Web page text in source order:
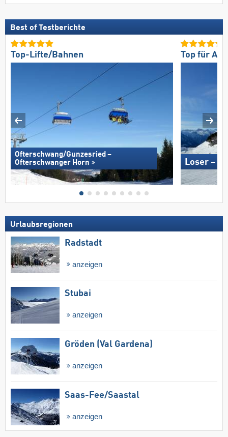
Best of Testberichte
Top-Lifte/Bahnen
Ofterschwang/​Gunzesried –
Ofterschwanger Horn
Top für
Loser –
Urlaubsregionen
Radstadt
anzeigen
Stubai
anzeigen
Gröden (Val Gardena)
anzeigen
Saas-Fee/​Saastal
anzeigen